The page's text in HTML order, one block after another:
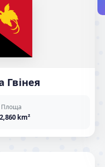
Гвінея
Площа
km²